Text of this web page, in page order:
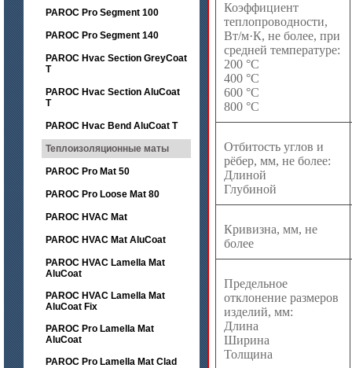
PAROC Pro Segment 100
PAROC Pro Segment 140
PAROC Hvac Section GreyCoat
T
PAROC Hvac Section AluCoat
T
PAROC Hvac Bend AluCoat T
Теплоизоляционные маты
PAROC Pro Mat 50
PAROC Pro Loose Mat 80
PAROC HVAC Mat
PAROC HVAC Mat AluCoat
PAROC HVAC Lamella Mat
AluCoat
PAROC HVAC Lamella Mat
AluCoat Fix
PAROC Pro Lamella Mat
AluCoat
PAROC Pro Lamella Mat Clad
Коэффициент
теплопроводности,
Вт/м·К, не более, при
средней температуре:
200 °С
400 °С
600 °С
800 °С
Отбитость углов и
рёбер, мм, не более:
Длиной
Глубиной
Кривизна, мм, не
более
Предельное
отклонение размеров
изделий, мм:
Длина
Ширина
Толщина